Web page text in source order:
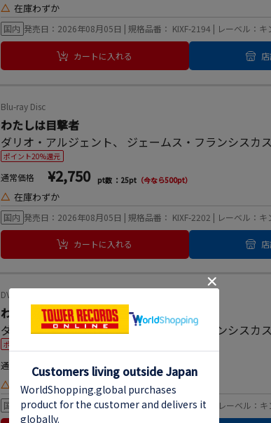
△ 在庫わずか
国内 発売日：2026年08月05日 | 規格品番： KIXF-2194 | レーベル：キ
カートに入れる
Blu-ray Disc
わたしは目撃者
ダリオ・アルジェント、 ジェームス・フランシスカス
ポイント20%還元
通常価格 ¥2,750 pt数 ：25pt （今なら500pt）
△ 在庫わずか
国内 発売日：2026年08月05日 | 規格品番： KIXF-2202 | レーベル：キ
カートに入れる
DVD
わたしは目撃者
ダリオ・アルジェント、ジェームス・フランシスカス
ポイント20%還元
通常価格 ¥2,090 pt数 ：19pt（今なら380pt）
△ 在庫わずか
国内 発売日：2026年08月05日 | 規格品番： KIBF-3268 | レーベル：キ